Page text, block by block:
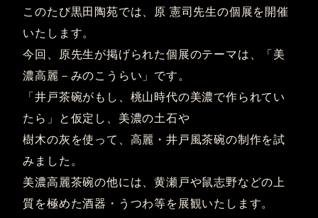
このたび黒田陶苑では、原 憲司先生の個展を開催
いたします。
今回、原先生が掲げられた個展のテーマは、「美
濃高麗－みのこうらい」です。
「井戸茶碗がもし、桃山時代の美濃で作られてい
たら」と仮定し、美濃の土石や
樹木の灰を使って、高麗・井戸風茶碗の制作を試
みました。
美濃高麗茶碗の他には、黄瀬戸や鼠志野などの上
質を極めた酒器・うつわ等を展観いたします。